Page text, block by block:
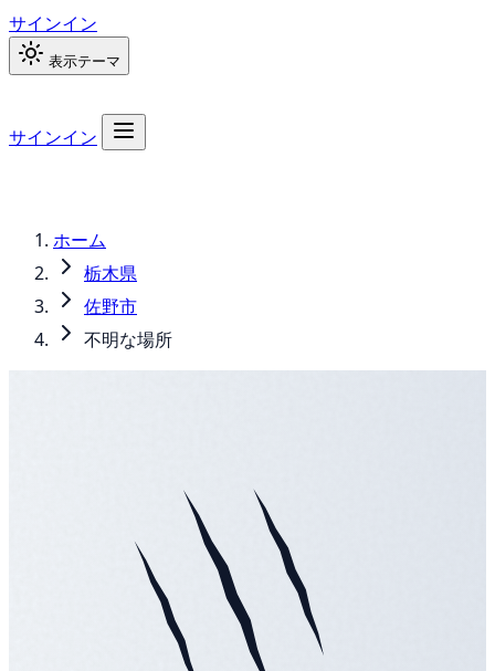
サインイン
表示テーマ
サインイン
ホーム
栃木県
佐野市
不明な場所